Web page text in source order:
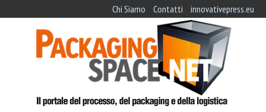
Chi Siamo Contatti innovativepress.eu